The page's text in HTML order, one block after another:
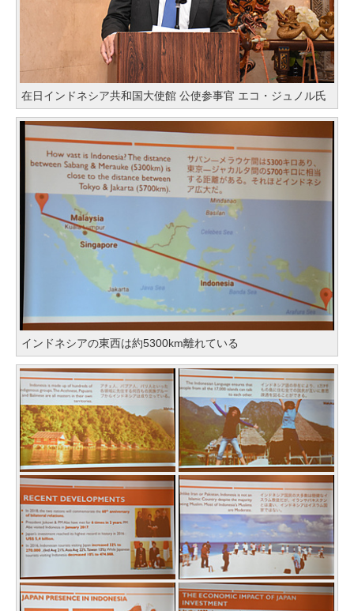
在日インドネシア共和国大使館 公使参事官 エコ・ジュノル氏
インドネシアの東西は約5300km離れている